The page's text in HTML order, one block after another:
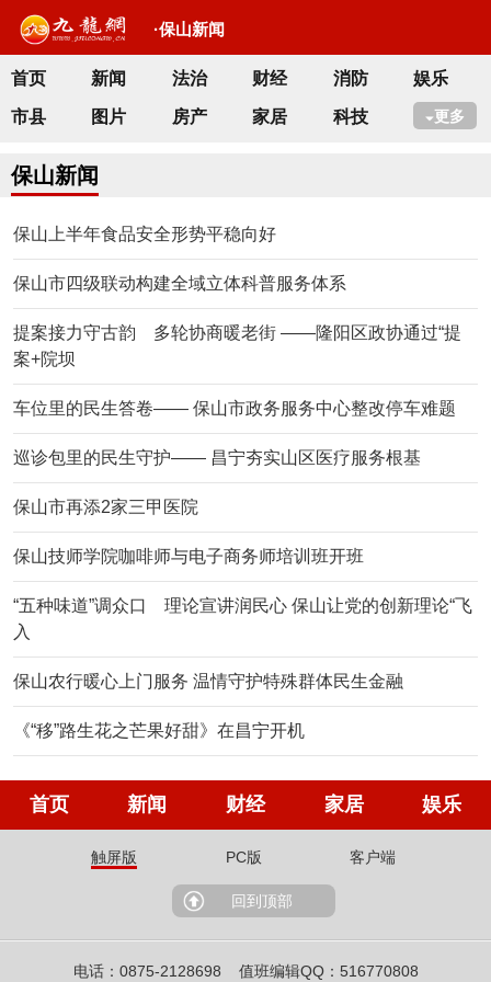
·保山新闻
首页 新闻 法治 财经 消防 娱乐
市县 图片 房产 家居 科技 更多
保山新闻
保山上半年食品安全形势平稳向好
保山市四级联动构建全域立体科普服务体系
提案接力守古韵 多轮协商暖老街 ——隆阳区政协通过“提
案+院坝
车位里的民生答卷—— 保山市政务服务中心整改停车难题
巡诊包里的民生守护—— 昌宁夯实山区医疗服务根基
保山市再添2家三甲医院
保山技师学院咖啡师与电子商务师培训班开班
“五种味道”调众口 理论宣讲润民心 保山让党的创新理论“飞
入
保山农行暖心上门服务 温情守护特殊群体民生金融
《“移”路生花之芒果好甜》在昌宁开机
首页 新闻 财经 家居 娱乐
触屏版 PC版 客户端
回到顶部
电话：0875-2128698 值班编辑QQ：516770808